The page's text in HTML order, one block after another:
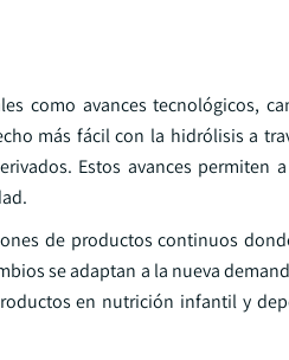
como avances tecnológicos,
más fácil con la hidrólisis a
Estos avances permiten
de productos continuos
se adaptan a la nueva
en nutrición infantil y